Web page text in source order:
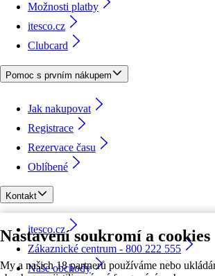
Nastavení soukromí a cookies
My a našich 18 partnerů používáme nebo
Možnosti platby
itesco.cz
Clubcard
Pomoc s prvním nákupem
Jak nakupovat
Registrace
Rezervace času
Oblíbené
Kontakt
itesco.cz
Zákaznické centrum - 800 222 555
Naše obchody